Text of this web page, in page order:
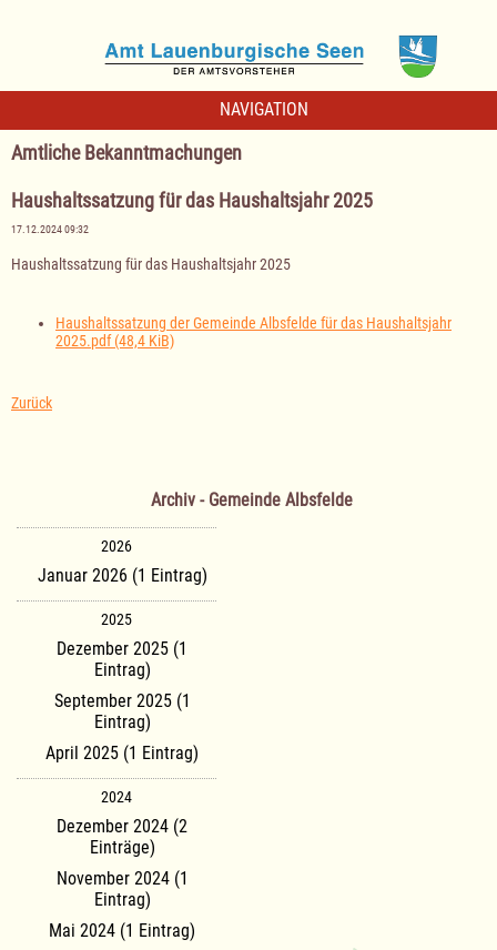
NAVIGATION
Amtliche Bekanntmachungen
Haushaltssatzung für das Haushaltsjahr 2025
17.12.2024 09:32
Haushaltssatzung für das Haushaltsjahr 2025
Haushaltssatzung der Gemeinde Albsfelde für das Haushaltsjahr
2025.pdf(48,4 KiB)
Zurück
Archiv - Gemeinde Albsfelde
2026
Januar 2026 (1 Eintrag)
2025
Dezember 2025 (1
Eintrag)
September 2025 (1
Eintrag)
April 2025 (1 Eintrag)
2024
Dezember 2024 (2
Einträge)
November 2024 (1
Eintrag)
Mai 2024 (1 Eintrag)